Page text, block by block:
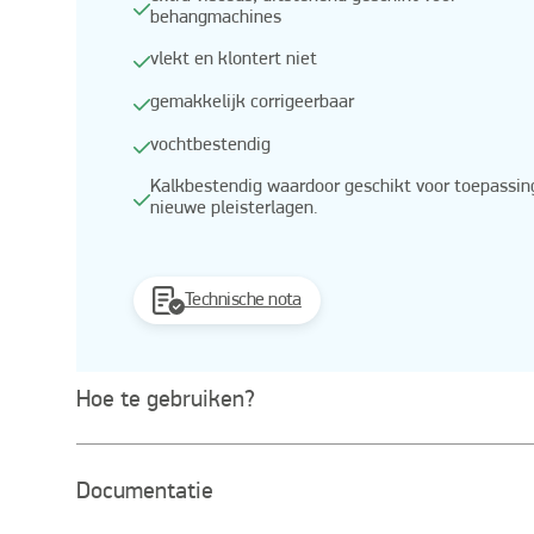
behangmachines
vlekt en klontert niet
gemakkelijk corrigeerbaar
vochtbestendig
Kalkbestendig waardoor geschikt voor
nieuwe pleisterlagen.
Technische nota
Hoe te gebruiken?
Documentatie